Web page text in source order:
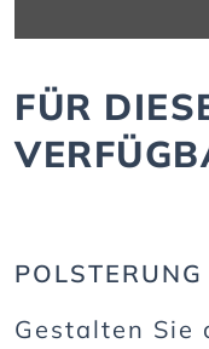
FÜR
POLSTERUNG
Gestalten Sie